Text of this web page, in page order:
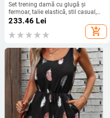
Set trening damă cu glugă și
fermoar, talie elastică, stil casual,
iarnă 2024, poliester cu elastan,
mâneci lungi, pantaloni drepți
233.46 Lei
add_shopping_cart